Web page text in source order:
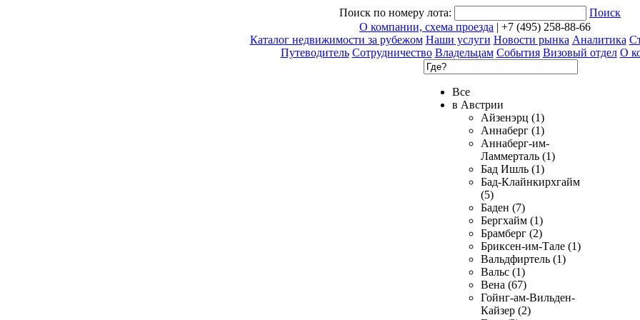
Поиск по номеру лота:
Поиск
О компании, схема проезда | +7 (495) 258-88-66
Каталог недвижимости за рубежом Наши услуги Новости рынка Аналитика
Путеводитель Сотрудничество Владельцам События Визовый отдел О
Все
в Австрии
Айзенэрц (1)
Аннаберг (1)
Аннаберг-им-
Ламмерталь (1)
Бад Ишль (1)
Бад-Клайнкирхгайм
(5)
Баден (7)
Бергхайм (1)
Брамберг (2)
Бриксен-им-Тале (1)
Вальдфиртель (1)
Вальс (1)
Вена (67)
Гойнг-ам-Вильден-
Кайзер (2)